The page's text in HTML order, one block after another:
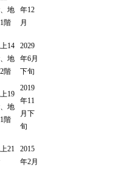
地
階
年12
月
14
地
階
2029
年6月
下旬
19
地
階
2019
年11
月下
旬
21
2015
年2月